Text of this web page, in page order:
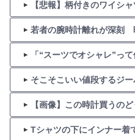
【悲報】柄付きのワイシ
若者の腕時計離れが深刻
「“スーツでオシャレ”っ
そこそこいい値段するジ
【画像】この時計買うのど
Tシャツの下にインナー着